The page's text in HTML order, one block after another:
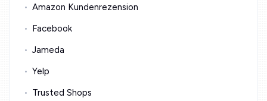
Amazon Kundenrezension
Facebook
Jameda
Yelp
Trusted Shops